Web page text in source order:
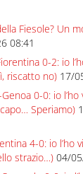
Fiesole? Un
08:41
0-2: io
riscatto no) 17/
0-0: io
Speriamo)
4-0: io l’ho
strazio…) 04/